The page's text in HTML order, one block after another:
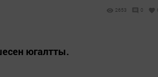
2653 0
югалтты.